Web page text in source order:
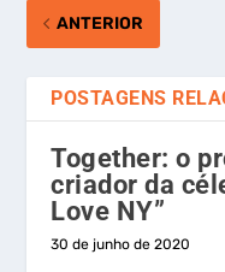
ANTERIOR
POSTAGENS
Together: o
criador da
Love NY”
30 de junho de 2020